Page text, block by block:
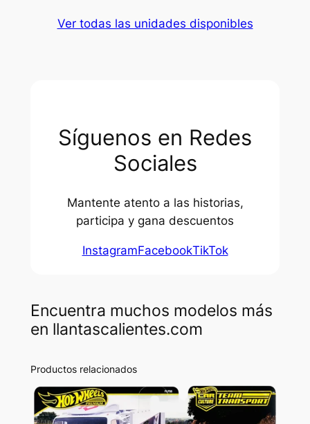
Ver todas las unidades disponibles
Síguenos en Redes
Sociales
Mantente atento a las historias,
participa y gana descuentos
InstagramFacebookTikTok
Encuentra muchos modelos más
en llantascalientes.com
Productos relacionados